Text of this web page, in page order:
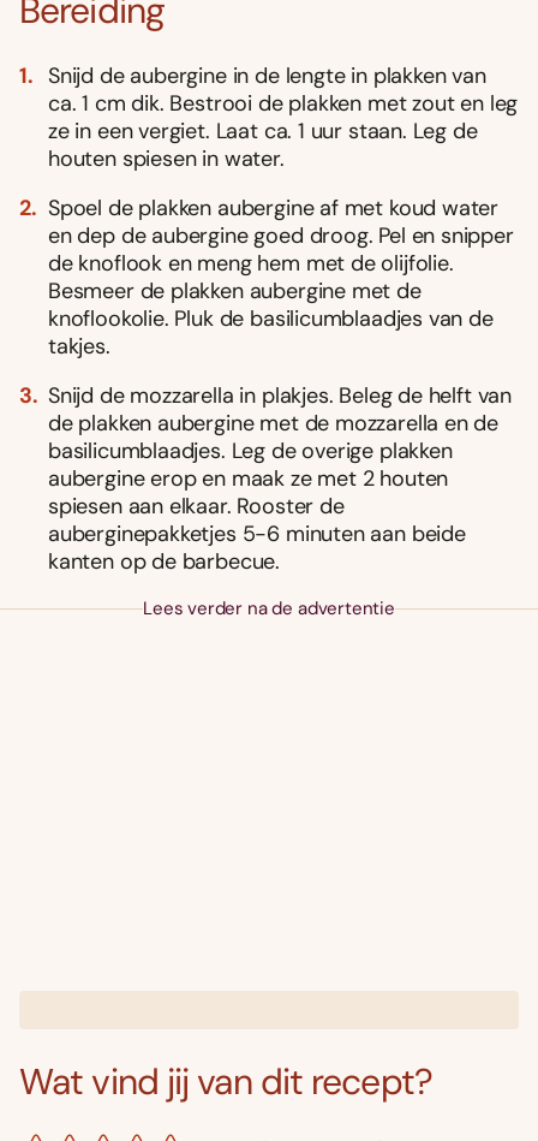
Bereiding
Snijd de aubergine in de lengte in plakken van
ca. 1 cm dik. Bestrooi de plakken met zout en leg
ze in een vergiet. Laat ca. 1 uur staan. Leg de
houten spiesen in water.
Spoel de plakken aubergine af met koud water
en dep de aubergine goed droog. Pel en snipper
de knoflook en meng hem met de olijfolie.
Besmeer de plakken aubergine met de
knoflookolie. Pluk de basilicumblaadjes van de
takjes.
Snijd de mozzarella in plakjes. Beleg de helft van
de plakken aubergine met de mozzarella en de
basilicumblaadjes. Leg de overige plakken
aubergine erop en maak ze met 2 houten
spiesen aan elkaar. Rooster de
auberginepakketjes 5-6 minuten aan beide
kanten op de barbecue.
Lees verder na de advertentie
Wat vind jij van dit recept?